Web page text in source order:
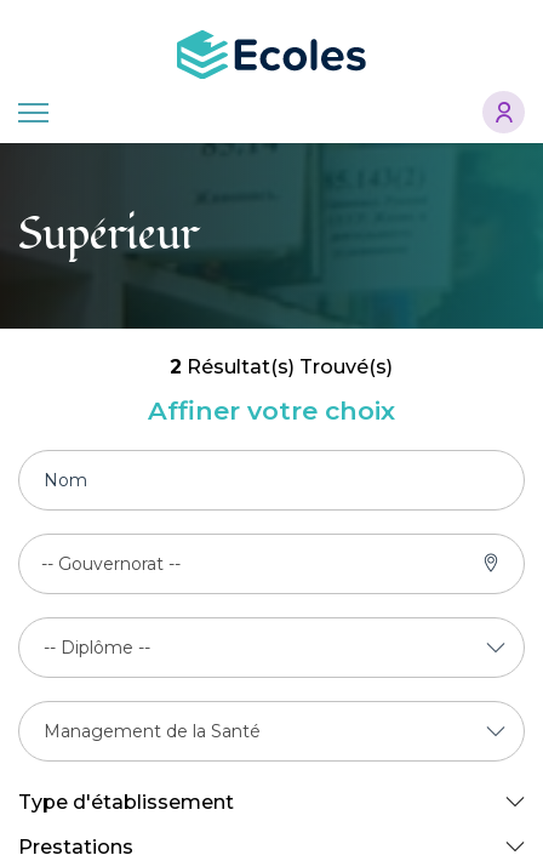
principal
Supérieur
2 Résultat(s) Trouvé(s)
Affiner votre choix
-- Gouvernorat --
Type d'établissement
Prestations